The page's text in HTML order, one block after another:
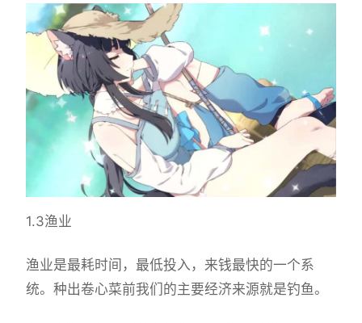
1.3渔业
渔业是最耗时间，最低投入，来钱最快的一个系
统。种出卷心菜前我们的主要经济来源就是钓鱼。